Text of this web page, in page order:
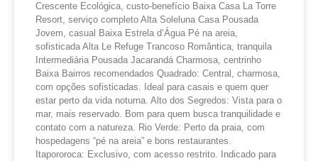
Crescente Ecológica, custo-benefício Baixa Casa La Torre
Resort, serviço completo Alta Soleluna Casa Pousada
Jovem, casual Baixa Estrela d’Água Pé na areia,
sofisticada Alta Le Refuge Trancoso Romântica, tranquila
Intermediária Pousada Jacarandá Charmosa, centrinho
Baixa Bairros recomendados Quadrado: Central, charmosa,
com opções sofisticadas. Ideal para casais e quem quer
estar perto da vida noturna. Alto dos Segredos: Vista para o
mar, mais reservado. Bom para quem busca tranquilidade e
contato com a natureza. Rio Verde: Perto da praia, com
hospedagens “pé na areia” e bons restaurantes.
Itapororoca: Exclusivo, com acesso restrito. Indicado para